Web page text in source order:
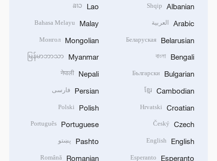
Albanian
Shqip
Arabic العربية
Belarusian
Беларуская
Bengali
বাংলা
Bulgarian
Български
Cambodian
ខ្មែរ
Croatian
Hrvatski
Czech
Český
English
English
Esperanto
Esperanto
Lao
ລາວ
Malay
Bahasa Melayu
Mongolian
Монгол
Myanmar
မြန်မာဘာသာ
Nepali
नेपाली
Persian فارسی
Polish
Polski
Portuguese
Português
Pashto پښتو
Romanian
Română